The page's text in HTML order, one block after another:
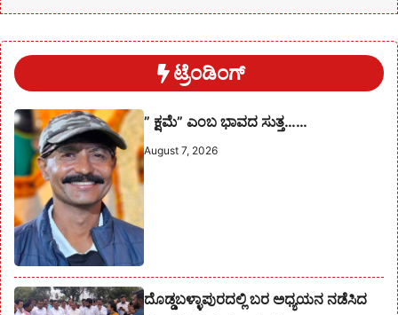
ಟ್ರೆಂಡಿಂಗ್
” ಕ್ಷಮೆ” ಎಂಬ ಭಾವದ ಸುತ್ತ……
August 7, 2026
ದೊಡ್ಡಬಳ್ಳಾಪುರದಲ್ಲಿ ಬರ ಅಧ್ಯಯನ ನಡೆಸಿದ